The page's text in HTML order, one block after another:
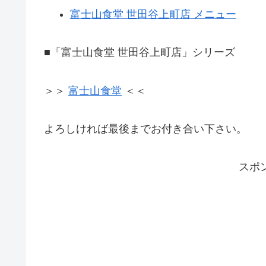
富士山食堂 世田谷上町店 メニュー
■「富士山食堂 世田谷上町店」シリーズ
＞＞ 富士山食堂 ＜＜
よろしければ最後までお付き合い下さい。
スポ